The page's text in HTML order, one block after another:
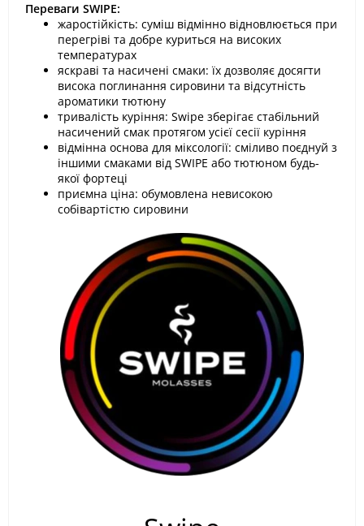
Переваги SWIPE:
жаростійкість: суміш відмінно відновлюється при
перегріві та добре куриться на високих
температурах
яскраві та насичені смаки: їх дозволяє досягти
висока поглинання сировини та відсутність
ароматики тютюну
тривалість куріння: Swipe зберігає стабільний
насичений смак протягом усієї сесії куріння
відмінна основа для міксології: сміливо поєднуй з
іншими смаками від SWIPE або тютюном будь-
якої фортеці
приємна ціна: обумовлена невисокою
собівартістю сировини